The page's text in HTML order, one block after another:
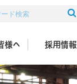
様へ 採用情報